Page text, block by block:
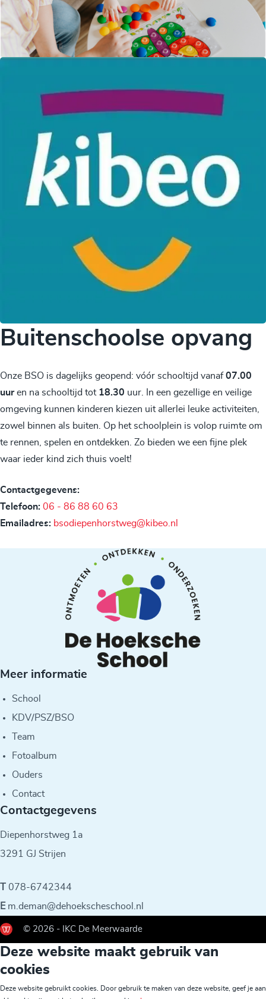
Buitenschoolse opvang
Onze BSO is dagelijks geopend: vóór schooltijd vanaf07.00
uuren na schooltijd tot 18.30 uur. In een gezellige en veilige
omgeving kunnen kinderen kiezen uit allerlei leuke activiteiten,
zowel binnen als buiten. Op het schoolplein is volop ruimte om
te rennen, spelen en ontdekken. Zo bieden we een fijne plek
waar ieder kind zich thuis voelt!
Contactgegevens:
Telefoon: 06 - 86 88 60 63
Emailadres: bsodiepenhorstweg@kibeo.nl
Meer informatie
School
KDV/PSZ/BSO
Team
Fotoalbum
Ouders
Contact
Contactgegevens
Diepenhorstweg 1a
3291 GJ Strijen
078-6742344
E m.deman@dehoekscheschool.nl
© 2026 - IKC De Meerwaarde
Deze website maakt gebruik van
cookies
Deze website gebruikt cookies. Door gebruik te maken van deze website, geef je aan